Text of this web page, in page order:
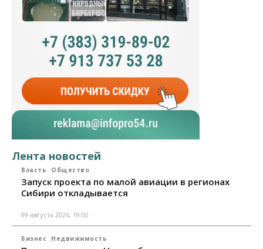
Лента новостей
Власть Общество
Запуск проекта по малой авиации в регионах
Сибири откладывается
09 августа 2026, 19:00
Бизнес Недвижимость